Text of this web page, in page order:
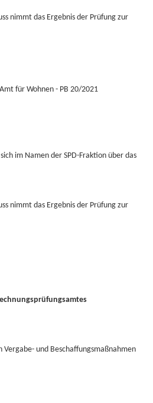
nimmt das Ergebnis der Prüfung zur
für Wohnen - PB 20/2021
im Namen der SPD-Fraktion über das
nimmt das Ergebnis der Prüfung zur
Vergabe- und Beschaffungsmaßnahmen